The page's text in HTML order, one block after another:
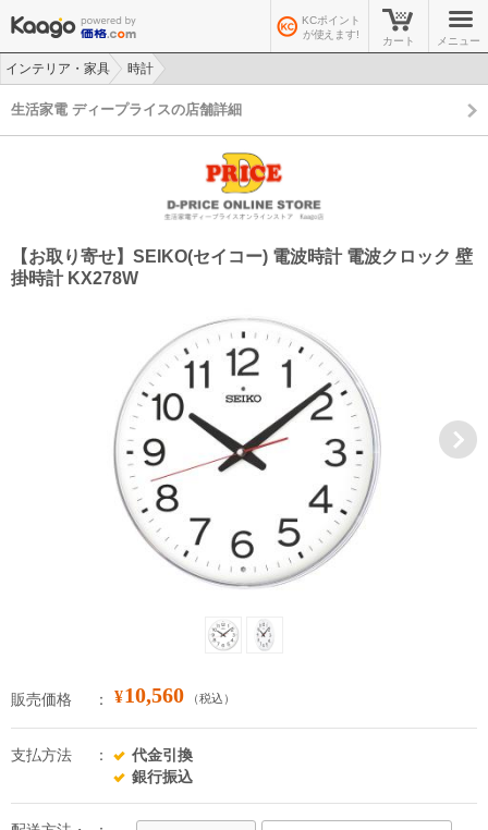
KCポイント
が使えます!
カート メニュー
インテリア・家具
時計
生活家電 ディープライスの店舗詳細
【お取り寄せ】SEIKO(セイコー) 電波時計 電波クロック 壁
掛時計 KX278W
販売価格 ¥10,560 （税込）
支払方法
代金引換
銀行振込